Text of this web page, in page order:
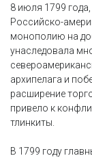
8 июля 1799
Российско-
монополию на
унаследовала
архипелага и
расширение
привело к
тлинкиты.
В 1799 году